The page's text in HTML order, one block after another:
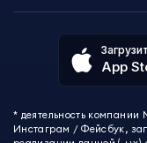
App
* деятельность
Инстаграм / Фейсбук,
Talentsy
ProductStar
Бруноям
Аналитика
Другие профессии
Красота и здоровье
Для детей и
Политика обработки
Избранные курсы
Акции и скидки
О проекте
Контакты